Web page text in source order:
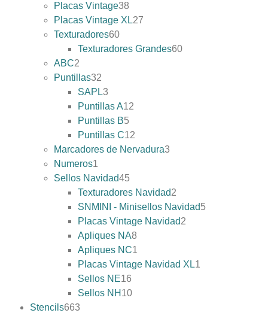
Placas Vintage38
Placas Vintage XL27
Texturadores60
Texturadores Grandes60
ABC2
Puntillas32
SAPL3
Puntillas A12
Puntillas B5
Puntillas C12
Marcadores de Nervadura3
Numeros1
Sellos Navidad45
Texturadores Navidad2
SNMINI - Minisellos Navidad5
Placas Vintage Navidad2
Apliques NA8
Apliques NC1
Placas Vintage Navidad XL1
Sellos NE16
Sellos NH 10
Stencils663